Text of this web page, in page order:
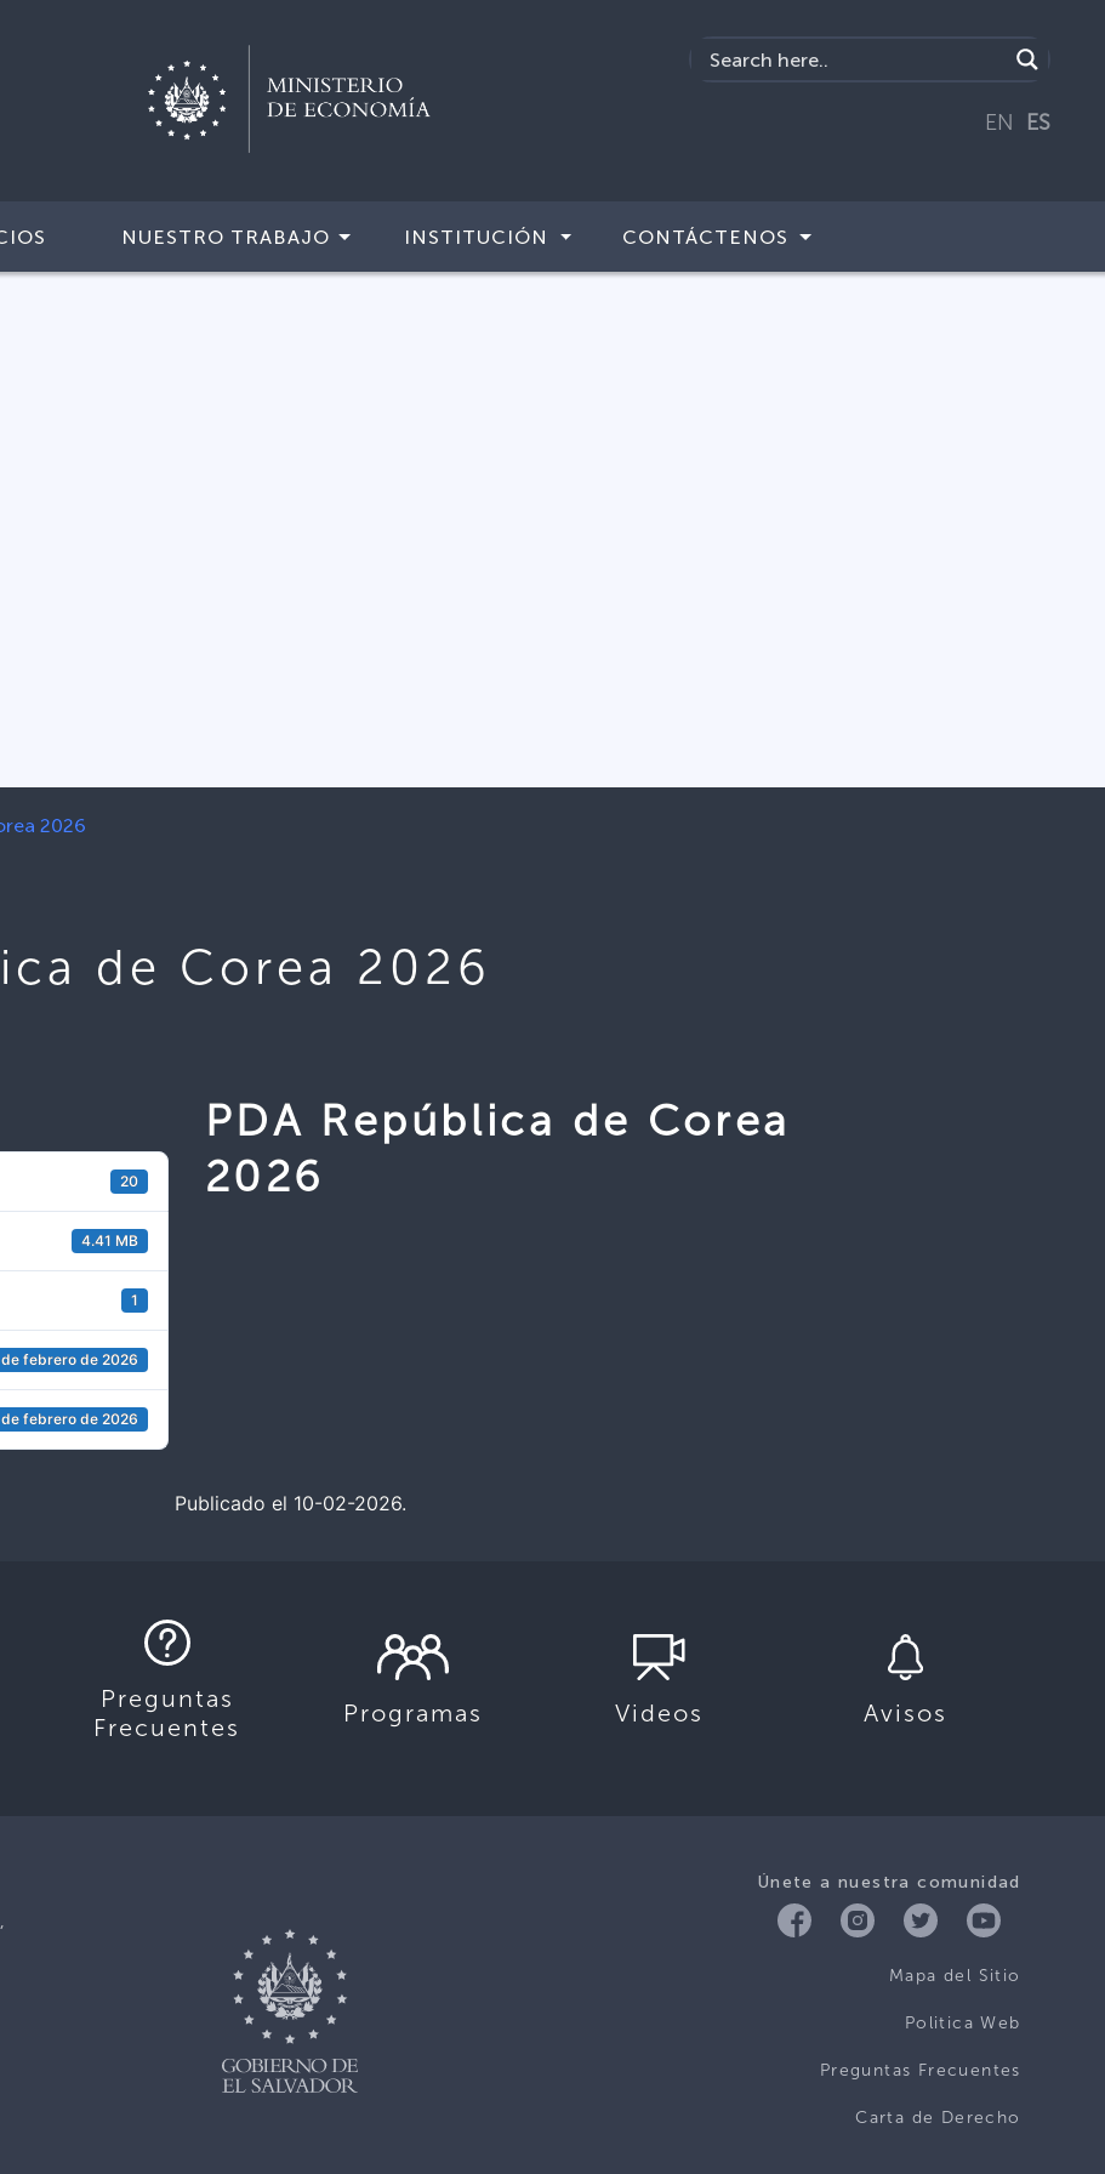
EN ES
NUESTRO TRABAJO INSTITUCIÓN CONTÁCTENOS
2026
de Corea 2026
20
4.41 MB
1
febrero de 2026
febrero de 2026
PDA República de Corea
2026
Publicado el 10-02-2026.
Preguntas
Frecuentes
Programas Videos Avisos
Únete a nuestra comunidad
Mapa del Sitio
Politica Web
Preguntas Frecuentes
Carta de Derecho